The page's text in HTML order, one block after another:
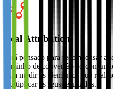
Real Attribution
Está pensado para recompensar
caminho de conversão do
para medir os elementos que
multiplicar os seus resultados.